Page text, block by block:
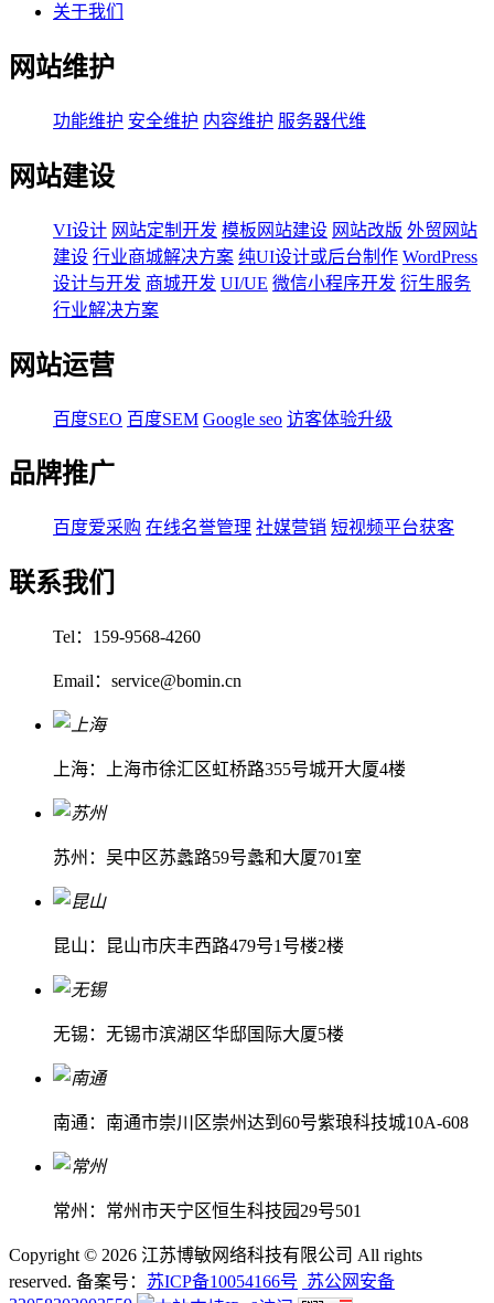
关于我们
网站维护
功能维护 安全维护 内容维护 服务器代维
网站建设
VI设计 网站定制开发 模板网站建设 网站改版 外贸网站
建设 行业商城解决方案 纯UI设计或后台制作 WordPress
设计与开发 商城开发 UI/UE 微信小程序开发 衍生服务
行业解决方案
网站运营
百度SEO 百度SEM Google seo 访客体验升级
品牌推广
百度爱采购 在线名誉管理 社媒营销 短视频平台获客
联系我们
Tel：159-9568-4260
Email：service@bomin.cn
上海：上海市徐汇区虹桥路355号城开大厦4楼
苏州：吴中区苏蠡路59号蠡和大厦701室
昆山：昆山市庆丰西路479号1号楼2楼
无锡：无锡市滨湖区华邸国际大厦5楼
南通：南通市崇川区崇州达到60号紫琅科技城10A-608
常州：常州市天宁区恒生科技园29号501
Copyright © 2026 江苏博敏网络科技有限公司 All rights
reserved. 备案号： 苏ICP备10054166号 苏公网安备